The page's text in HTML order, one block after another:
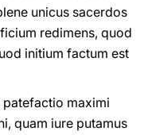
unicus sacerdos
redimens, quod
initium factum est
patefactio maximi
quam iure putamus